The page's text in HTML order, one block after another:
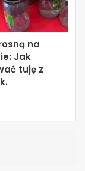
na
Jak
tuję z